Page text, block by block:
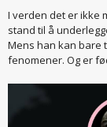
I verden det er ikke
stand til å
Mens han kan bare
fenomener. Og er